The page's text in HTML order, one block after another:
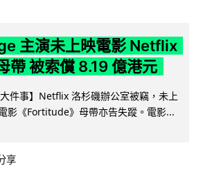
主演未上映電影 Netflix
帶 被索償 8.19 億港元
大件事】Netflix 洛杉磯辦公室被竊，未上
影《Fortitude》母帶亦告失蹤。電影...
享